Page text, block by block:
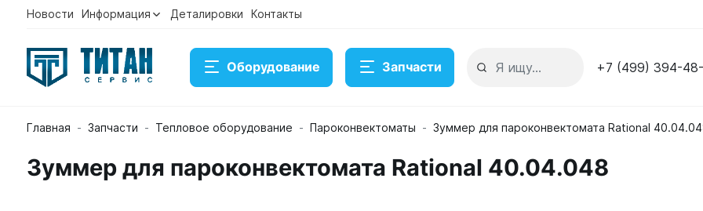
Новости Информация Деталировки Контакты
Оборудование Запчасти +7 (499) 394-
Главная Запчасти Тепловое оборудование Пароконвектоматы Зуммер для пароконвектомата Rational
Зуммер для пароконвектомата Rational 40.04.048